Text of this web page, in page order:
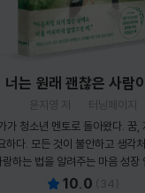
너는 원래 괜찮은 사람
윤지영 저
터닝페이지
청소년 멘토로 돌아왔다. 꿈,
하다. 모든 것이 불안하고 생각
랑하는 법을 알려주는 마음 성장
10.0 ( 34 )